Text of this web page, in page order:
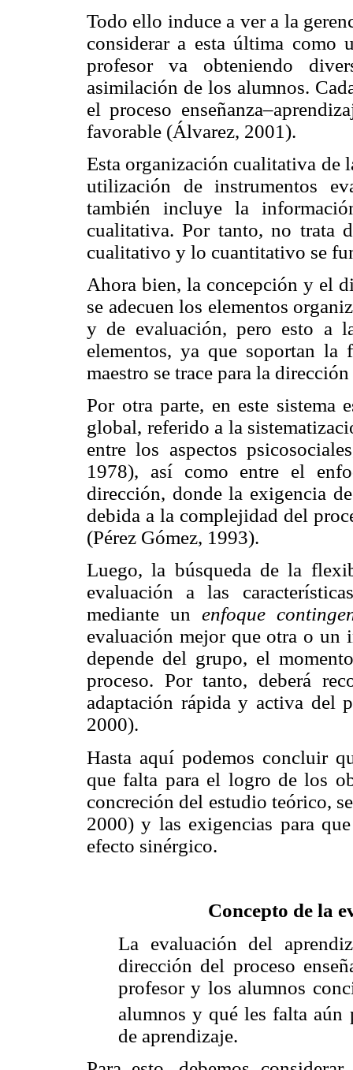
Todo ello induce a ver a la
considerar a esta última como
profesor va obteniendo
asimilación de los alumnos.
el proceso
favorable (Álvarez, 2001).
Esta organización cualitativa de
utilización de instrumentos
también incluye la
cualitativa. Por tanto, no trata
cualitativo y lo cuantitativo se
Ahora bien, la concepción y el
se adecuen los elementos
y de evaluación, pero esto a
elementos, ya que soportan la
maestro se trace para la
Por otra parte, en este sistema
global, referido a la
entre los aspectos
1978), así como entre el
dirección, donde la exigencia
debida a la complejidad del
(Pérez Gómez, 1993).
Luego, la búsqueda de la
evaluación a las
mediante un enfoque
evaluación mejor que otra o un
depende del grupo, el
proceso. Por tanto, deberá
adaptación rápida y activa del
2000).
Hasta aquí podemos concluir
que falta para el logro de los
concreción del estudio teórico,
2000) y las exigencias para
efecto sinérgico.
Concepto de la
La evaluación del
dirección del proceso
profesor y los alumnos
alumnos y qué les falta aún
de aprendizaje.